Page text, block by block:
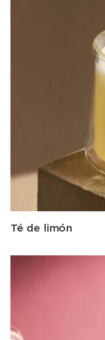
Té de limón